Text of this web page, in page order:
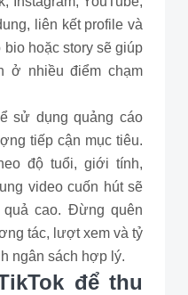
liên kết profile và
hoặc story sẽ giúp
ở nhiều điểm chạm
sử dụng quảng cáo
tiếp cận mục tiêu.
độ tuổi, giới tính,
video cuốn hút sẽ
cao. Đừng quên
tác, lượt xem và tỷ
ngân sách hợp lý.
để thu